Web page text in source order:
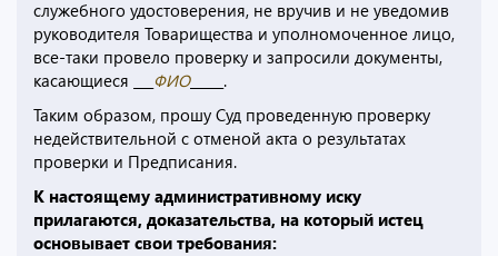
служебного удостоверения, не вручив и не уведомив
руководителя Товарищества и уполномоченное лицо,
все-таки провело проверку и запросили документы,
касающиеся ___ ФИО_____.
Таким образом, прошу Суд проведенную проверку
недействительной с отменой акта о результатах
проверки и Предписания.
К настоящему административному иску
прилагаются, доказательства, на который истец
основывает свои требования: